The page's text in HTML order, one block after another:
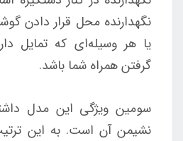
نگهدارنده محل قرار دادن
یا هر وسیله‌ای که تمایل
گرفتن همراه شما باشد.
سومین ویژگی این مدل
نشیمن آن است. به این